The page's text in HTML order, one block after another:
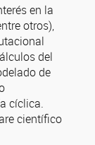
en la
otros),
del
de
cíclica.
científico